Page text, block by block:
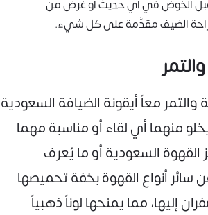
قبل الخوض في أي حديث أو غرض من
أن راحة الضيف مقدَّمة على كل شيء.
والتمر معاً أيقونة الضيافة السعودية
يخلو منهما أي لقاء أو مناسبة مهما
السعودية أو ما يُعرف
سائر أنواع القهوة بخفة تحميصها
إليها، مما يمنحها لوناً ذهبياً